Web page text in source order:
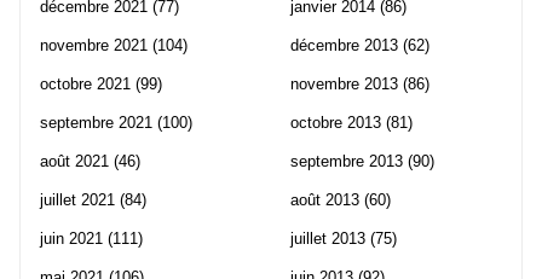
décembre 2021 (77)
novembre 2021 (104)
octobre 2021 (99)
septembre 2021 (100)
août 2021 (46)
juillet 2021 (84)
juin 2021 (111)
janvier 2014 (86)
décembre 2013 (62)
novembre 2013 (86)
octobre 2013 (81)
septembre 2013 (90)
août 2013 (60)
juillet 2013 (75)